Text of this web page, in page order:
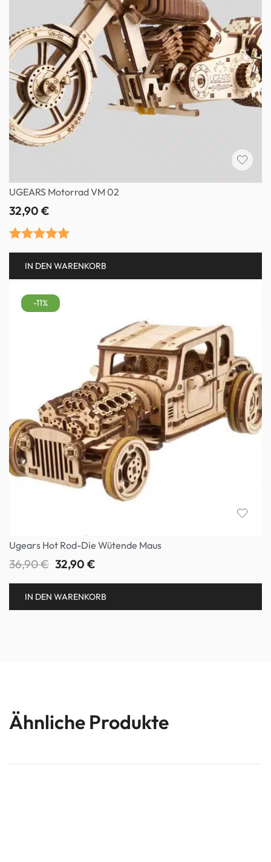
UGEARS Motorrad VM 02
32,90 €
Bewertet mit
5.00von 5
IN DEN WARENKORB
-11%
Ugears Hot Rod-Die Wütende Maus
36,90€ 32,90 €
IN DEN WARENKORB
Ähnliche Produkte